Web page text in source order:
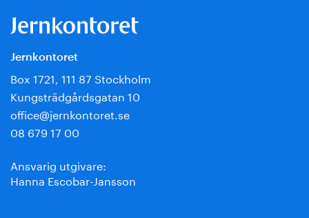
Jernkontoret
Box 1721, 111 87 Stockholm
Kungsträdgårdsgatan 10
office@jernkontoret.se
08 679 17 00
Ansvarig utgivare:
Hanna Escobar-Jansson